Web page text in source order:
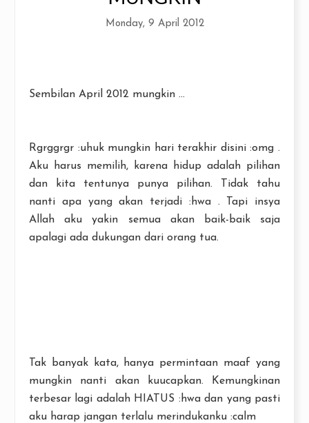
Monday, 9 April 2012
Sembilan April 2012 mungkin ...
Rgrggrgr :uhuk mungkin hari terakhir disini :omg .
Aku harus memilih, karena hidup adalah pilihan
dan kita tentunya punya pilihan. Tidak tahu
nanti apa yang akan terjadi :hwa . Tapi insya
Allah aku yakin semua akan baik-baik saja
apalagi ada dukungan dari orang tua.
Tak banyak kata, hanya permintaan maaf yang
mungkin nanti akan kuucapkan. Kemungkinan
terbesar lagi adalah HIATUS :hwa dan yang pasti
aku harap jangan terlalu merindukanku :calm